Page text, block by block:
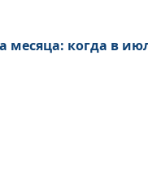
месяца: когда в